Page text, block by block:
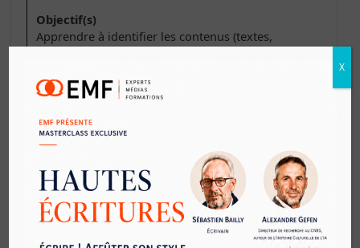
Objectif(s)
Apprendre à identifier les contenus (textes,
Matériel
Grand écran ou projecteur, un ordinateur par
apprenant, connexion internet
Public
Journalistes
Effectif
Jusqu'à 8~10 apprenants par groupe
X